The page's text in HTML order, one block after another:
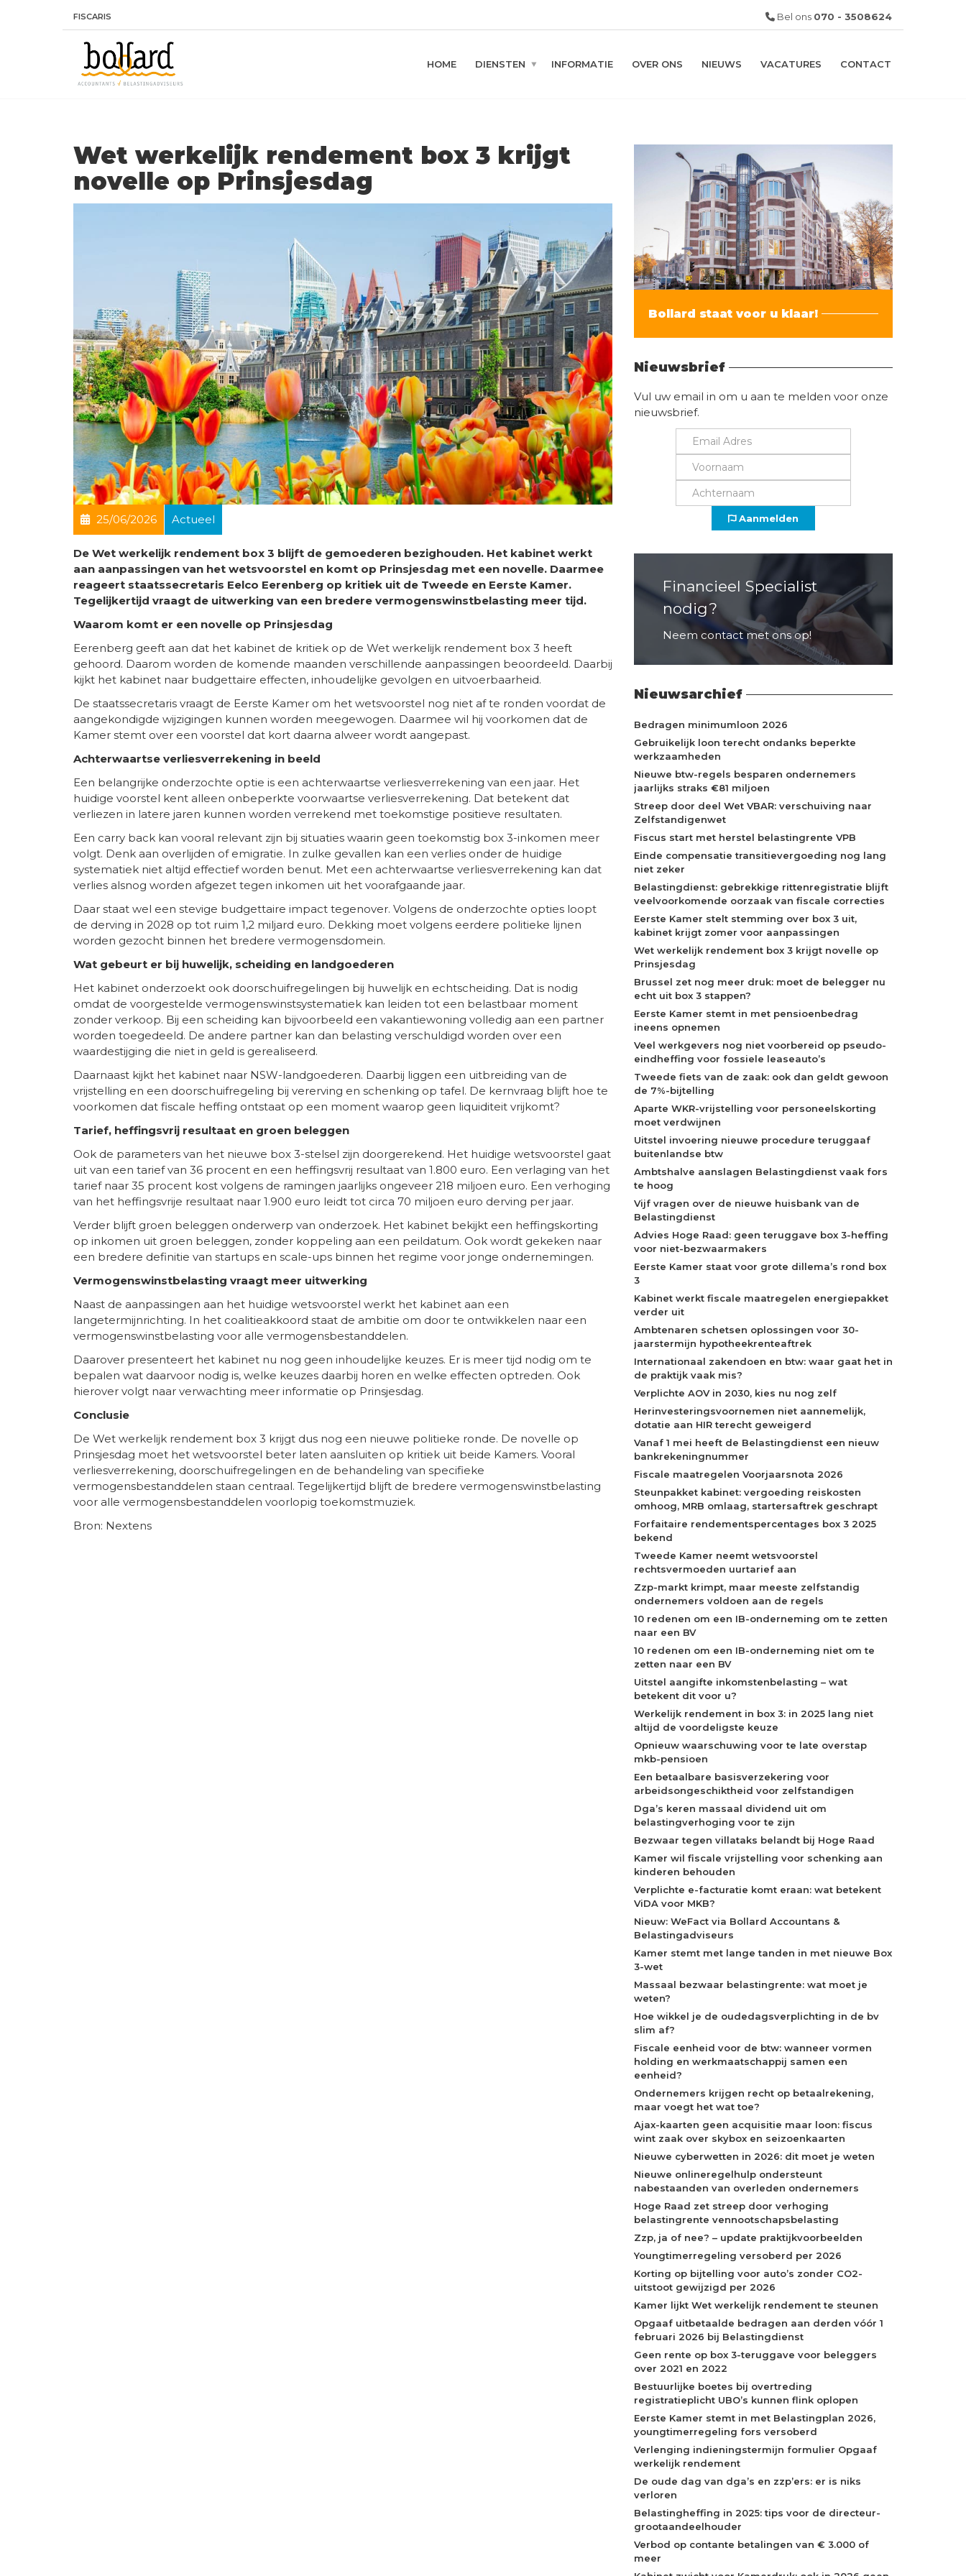
FISCARIS Bel ons 070 - 3508624
HOME DIENSTEN INFORMATIE OVER ONS NIEUWS VACATURES CONTACT
Wet werkelijk rendement box 3 krijgt
novelle op Prinsjesdag
25/06/2026 Actueel
De Wet werkelijk rendement box 3 blijft de gemoederen bezighouden. Het kabinet werkt
aan aanpassingen van het wetsvoorstel en komt op Prinsjesdag met een novelle. Daarmee
reageert staatssecretaris Eelco Eerenberg op kritiek uit de Tweede en Eerste Kamer.
Tegelijkertijd vraagt de uitwerking van een bredere vermogenswinstbelasting meer tijd.
Waarom komt er een novelle op Prinsjesdag
Eerenberg geeft aan dat het kabinet de kritiek op de Wet werkelijk rendement box 3 heeft
gehoord. Daarom worden de komende maanden verschillende aanpassingen beoordeeld. Daarbij
kijkt het kabinet naar budgettaire effecten, inhoudelijke gevolgen en uitvoerbaarheid.
De staatssecretaris vraagt de Eerste Kamer om het wetsvoorstel nog niet af te ronden voordat de
aangekondigde wijzigingen kunnen worden meegewogen. Daarmee wil hij voorkomen dat de
Kamer stemt over een voorstel dat kort daarna alweer wordt aangepast.
Achterwaartse verliesverrekening in beeld
Een belangrijke onderzochte optie is een achterwaartse verliesverrekening van een jaar. Het
huidige voorstel kent alleen onbeperkte voorwaartse verliesverrekening. Dat betekent dat
verliezen in latere jaren kunnen worden verrekend met toekomstige positieve resultaten.
Een carry back kan vooral relevant zijn bij situaties waarin geen toekomstig box 3-inkomen meer
volgt. Denk aan overlijden of emigratie. In zulke gevallen kan een verlies onder de huidige
systematiek niet altijd effectief worden benut. Met een achterwaartse verliesverrekening kan dat
verlies alsnog worden afgezet tegen inkomen uit het voorafgaande jaar.
Daar staat wel een stevige budgettaire impact tegenover. Volgens de onderzochte opties loopt
de derving in 2028 op tot ruim 1,2 miljard euro. Dekking moet volgens eerdere politieke lijnen
worden gezocht binnen het bredere vermogensdomein.
Wat gebeurt er bij huwelijk, scheiding en landgoederen
Het kabinet onderzoekt ook doorschuifregelingen bij huwelijk en echtscheiding. Dat is nodig
omdat de voorgestelde vermogenswinstsystematiek kan leiden tot een belastbaar moment
zonder verkoop. Bij een scheiding kan bijvoorbeeld een vakantiewoning volledig aan een partner
worden toegedeeld. De andere partner kan dan belasting verschuldigd worden over een
waardestijging die niet in geld is gerealiseerd.
Daarnaast kijkt het kabinet naar NSW-landgoederen. Daarbij liggen een uitbreiding van de
vrijstelling en een doorschuifregeling bij vererving en schenking op tafel. De kernvraag blijft hoe te
voorkomen dat fiscale heffing ontstaat op een moment waarop geen liquiditeit vrijkomt?
Tarief, heffingsvrij resultaat en groen beleggen
Ook de parameters van het nieuwe box 3-stelsel zijn doorgerekend. Het huidige wetsvoorstel gaat
uit van een tarief van 36 procent en een heffingsvrij resultaat van 1.800 euro. Een verlaging van het
tarief naar 35 procent kost volgens de ramingen jaarlijks ongeveer 218 miljoen euro. Een verhoging
van het heffingsvrije resultaat naar 1.900 euro leidt tot circa 70 miljoen euro derving per jaar.
Verder blijft groen beleggen onderwerp van onderzoek. Het kabinet bekijkt een heffingskorting
op inkomen uit groen beleggen, zonder koppeling aan een peildatum. Ook wordt gekeken naar
een bredere definitie van startups en scale-ups binnen het regime voor jonge ondernemingen.
Vermogenswinstbelasting vraagt meer uitwerking
Naast de aanpassingen aan het huidige wetsvoorstel werkt het kabinet aan een
langetermijnrichting. In het coalitieakkoord staat de ambitie om door te ontwikkelen naar een
vermogenswinstbelasting voor alle vermogensbestanddelen.
Daarover presenteert het kabinet nu nog geen inhoudelijke keuzes. Er is meer tijd nodig om te
bepalen wat daarvoor nodig is, welke keuzes daarbij horen en welke effecten optreden. Ook
hierover volgt naar verwachting meer informatie op Prinsjesdag.
Conclusie
De Wet werkelijk rendement box 3 krijgt dus nog een nieuwe politieke ronde. De novelle op
Prinsjesdag moet het wetsvoorstel beter laten aansluiten op kritiek uit beide Kamers. Vooral
verliesverrekening, doorschuifregelingen en de behandeling van specifieke
vermogensbestanddelen staan centraal. Tegelijkertijd blijft de bredere vermogenswinstbelasting
voor alle vermogensbestanddelen voorlopig toekomstmuziek.
Bron: Nextens
Bollard staat voor u klaar!
Nieuwsbrief
Vul uw email in om u aan te melden voor onze
nieuwsbrief.
Aanmelden
Financieel Specialist
nodig?
Neem contact met ons op!
Nieuwsarchief
Bedragen minimumloon 2026
Gebruikelijk loon terecht ondanks beperkte
werkzaamheden
Nieuwe btw-regels besparen ondernemers
jaarlijks straks €81 miljoen
Streep door deel Wet VBAR: verschuiving naar
Zelfstandigenwet
Fiscus start met herstel belastingrente VPB
Einde compensatie transitievergoeding nog lang
niet zeker
Belastingdienst: gebrekkige rittenregistratie blijft
veelvoorkomende oorzaak van fiscale correcties
Eerste Kamer stelt stemming over box 3 uit,
kabinet krijgt zomer voor aanpassingen
Wet werkelijk rendement box 3 krijgt novelle op
Prinsjesdag
Brussel zet nog meer druk: moet de belegger nu
echt uit box 3 stappen?
Eerste Kamer stemt in met pensioenbedrag
ineens opnemen
Veel werkgevers nog niet voorbereid op pseudo-
eindheffing voor fossiele leaseauto’s
Tweede fiets van de zaak: ook dan geldt gewoon
de 7%-bijtelling
Aparte WKR-vrijstelling voor personeelskorting
moet verdwijnen
Uitstel invoering nieuwe procedure teruggaaf
buitenlandse btw
Ambtshalve aanslagen Belastingdienst vaak fors
te hoog
Vijf vragen over de nieuwe huisbank van de
Belastingdienst
Advies Hoge Raad: geen teruggave box 3-heffing
voor niet-bezwaarmakers
Eerste Kamer staat voor grote dillema’s rond box
3
Kabinet werkt fiscale maatregelen energiepakket
verder uit
Ambtenaren schetsen oplossingen voor 30-
jaarstermijn hypotheekrenteaftrek
Internationaal zakendoen en btw: waar gaat het in
de praktijk vaak mis?
Verplichte AOV in 2030, kies nu nog zelf
Herinvesteringsvoornemen niet aannemelijk,
dotatie aan HIR terecht geweigerd
Vanaf 1 mei heeft de Belastingdienst een nieuw
bankrekeningnummer
Fiscale maatregelen Voorjaarsnota 2026
Steunpakket kabinet: vergoeding reiskosten
omhoog, MRB omlaag, startersaftrek geschrapt
Forfaitaire rendementspercentages box 3 2025
bekend
Tweede Kamer neemt wetsvoorstel
rechtsvermoeden uurtarief aan
Zzp-markt krimpt, maar meeste zelfstandig
ondernemers voldoen aan de regels
10 redenen om een IB-onderneming om te zetten
naar een BV
10 redenen om een IB-onderneming niet om te
zetten naar een BV
Uitstel aangifte inkomstenbelasting – wat
betekent dit voor u?
Werkelijk rendement in box 3: in 2025 lang niet
altijd de voordeligste keuze
Opnieuw waarschuwing voor te late overstap
mkb-pensioen
Een betaalbare basisverzekering voor
arbeidsongeschiktheid voor zelfstandigen
Dga’s keren massaal dividend uit om
belastingverhoging voor te zijn
Bezwaar tegen villataks belandt bij Hoge Raad
Kamer wil fiscale vrijstelling voor schenking aan
kinderen behouden
Verplichte e-facturatie komt eraan: wat betekent
ViDA voor MKB?
Nieuw: WeFact via Bollard Accountans &
Belastingadviseurs
Kamer stemt met lange tanden in met nieuwe Box
3-wet
Massaal bezwaar belastingrente: wat moet je
weten?
Hoe wikkel je de oudedagsverplichting in de bv
slim af?
Fiscale eenheid voor de btw: wanneer vormen
holding en werkmaatschappij samen een
eenheid?
Ondernemers krijgen recht op betaalrekening,
maar voegt het wat toe?
Ajax-kaarten geen acquisitie maar loon: fiscus
wint zaak over skybox en seizoenkaarten
Nieuwe cyberwetten in 2026: dit moet je weten
Nieuwe onlineregelhulp ondersteunt
nabestaanden van overleden ondernemers
Hoge Raad zet streep door verhoging
belastingrente vennootschapsbelasting
Zzp, ja of nee? – update praktijkvoorbeelden
Youngtimerregeling versoberd per 2026
Korting op bijtelling voor auto’s zonder CO2-
uitstoot gewijzigd per 2026
Kamer lijkt Wet werkelijk rendement te steunen
Opgaaf uitbetaalde bedragen aan derden vóór 1
februari 2026 bij Belastingdienst
Geen rente op box 3-teruggave voor beleggers
over 2021 en 2022
Bestuurlijke boetes bij overtreding
registratieplicht UBO’s kunnen flink oplopen
Eerste Kamer stemt in met Belastingplan 2026,
youngtimerregeling fors versoberd
Verlenging indieningstermijn formulier Opgaaf
werkelijk rendement
De oude dag van dga’s en zzp’ers: er is niks
verloren
Belastingheffing in 2025: tips voor de directeur-
grootaandeelhouder
Verbod op contante betalingen van € 3.000 of
meer